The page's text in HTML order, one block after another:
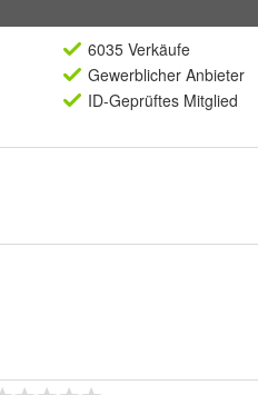
6035 Verkäufe
Gewerblicher Anbieter
ID-Geprüftes Mitglied